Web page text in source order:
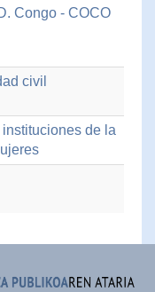
Congo - COCO
civil
de la